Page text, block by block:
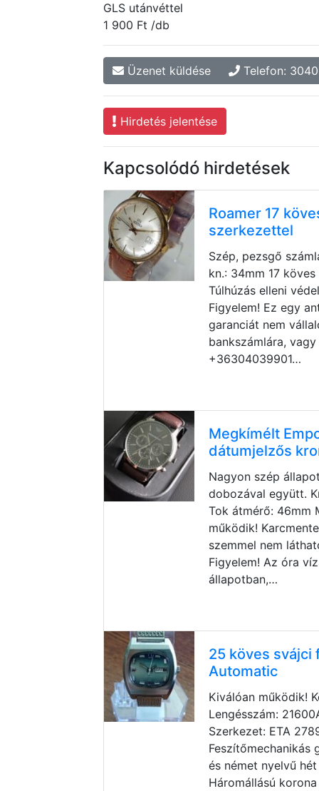
GLS utánvéttel
1 900 Ft /db
Üzenet küldése Telefon:
Hirdetés jelentése
Kapcsolódó hirdetések
Roamer 17
szerkezettel
Szép, pezsgő
kn.: 34mm 17
Túlhúzás elleni
Figyelem! Ez egy
garanciát nem
bankszámlára,
+36304039901…
Megkímélt
dátumjelzős
Nagyon szép
dobozával együtt.
Tok átmérő: 46mm
működik!
szemmel nem
Figyelem! Az óra
állapotban,…
25 köves svájci
Automatic
Kiválóan működik!
Lengésszám:
Szerkezet: ETA
Feszítőmechanikás
és német nyelvű
Háromállású